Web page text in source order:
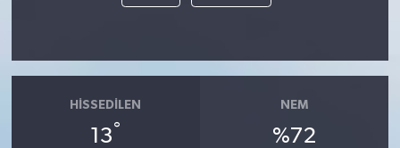
HISSEDILEN
13°
NEM
%72